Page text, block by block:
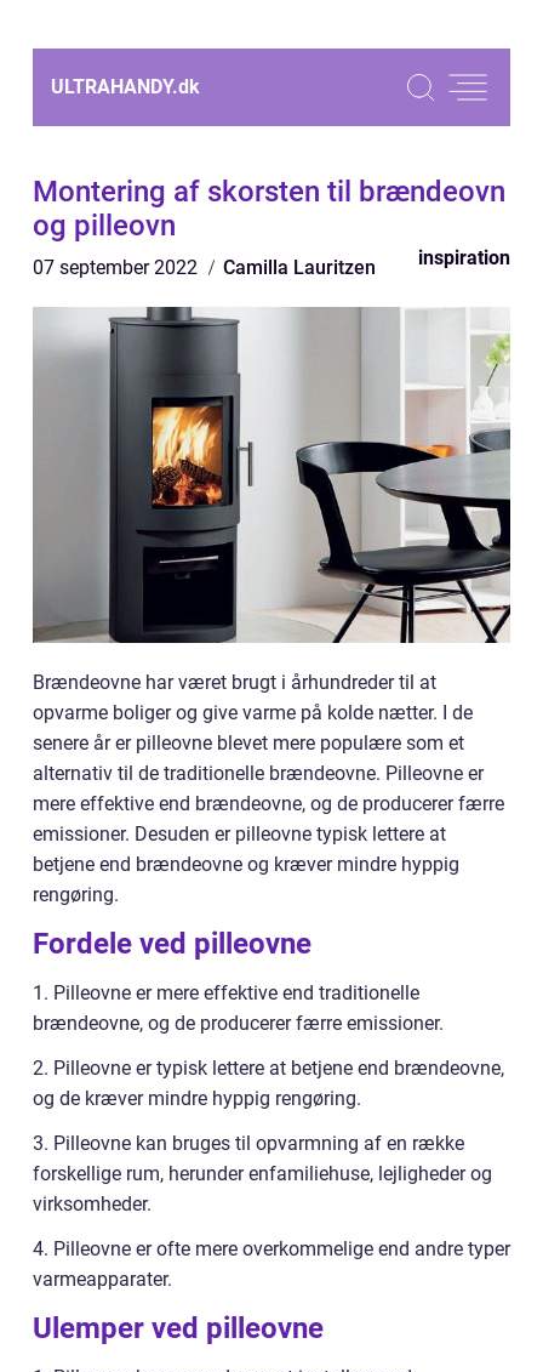
ULTRAHANDY.dk
Montering af skorsten til brændeovn
og pilleovn
07 september 2022 Camilla Lauritzen inspiration
Brændeovne har været brugt i århundreder til at
opvarme boliger og give varme på kolde nætter. I de
senere år er pilleovne blevet mere populære som et
alternativ til de traditionelle brændeovne. Pilleovne er
mere effektive end brændeovne, og de producerer færre
emissioner. Desuden er pilleovne typisk lettere at
betjene end brændeovne og kræver mindre hyppig
rengøring.
Fordele ved pilleovne
1. Pilleovne er mere effektive end traditionelle
brændeovne, og de producerer færre emissioner.
2. Pilleovne er typisk lettere at betjene end brændeovne,
og de kræver mindre hyppig rengøring.
3. Pilleovne kan bruges til opvarmning af en række
forskellige rum, herunder enfamiliehuse, lejligheder og
virksomheder.
4. Pilleovne er ofte mere overkommelige end andre typer
varmeapparater.
Ulemper ved pilleovne